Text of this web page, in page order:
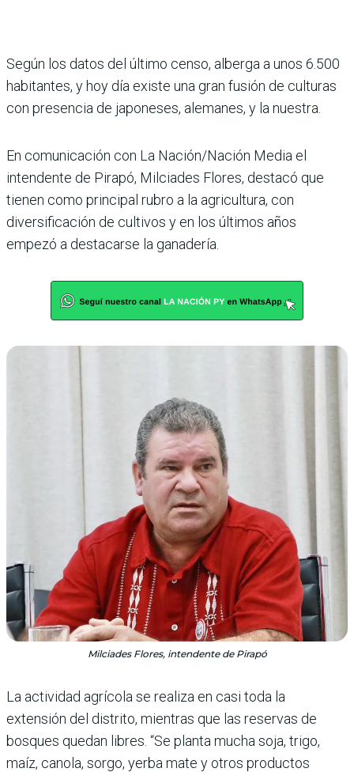
Según los datos del último censo, alberga a unos 6.500
habitantes, y hoy día existe una gran fusión de culturas
con presencia de japoneses, alemanes, y la nuestra.
En comunicación con La Nación/Nación Media el
intendente de Pirapó, Milciades Flores, destacó que
tienen como principal rubro a la agricultura, con
diversificación de cultivos y en los últimos años
empezó a destacarse la ganadería.
Milciades Flores, intendente de Pirapó
La actividad agrícola se realiza en casi toda la
extensión del distrito, mientras que las reservas de
bosques quedan libres. “Se planta mucha soja, trigo,
maíz, canola, sorgo, yerba mate y otros productos